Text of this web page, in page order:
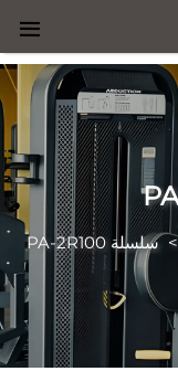
سلسلة PA-2R100